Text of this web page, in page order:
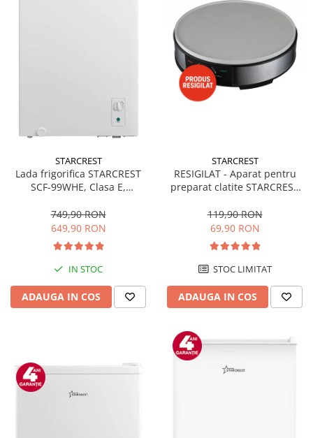
STARCREST
Lada frigorifica STARCREST
SCF-99WHE, Clasa E,
convertibil - functie frigider,
Termostat reglabil, Alb
749,90 RON
649,90 RON
IN STOC
ADAUGA IN COS
STARCREST
RESIGILAT - Aparat pentru
preparat clatite STARCREST
invelis ceramic antiaderent,
30 cm, Inox / Negru
119,90 RON
69,90 RON
STOC LIMITAT
ADAUGA IN COS